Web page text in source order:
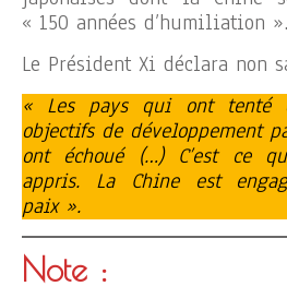
« 150 années d’humiliation ».
Le Président Xi déclara non
« Les pays qui ont tenté
objectifs de développement
ont échoué (…) C’est ce
appris. La Chine est
paix ».
Note :